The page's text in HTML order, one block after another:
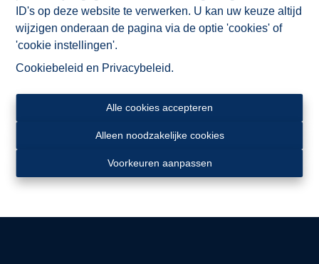
ID's op deze website te verwerken. U kan uw keuze altijd
wijzigen onderaan de pagina via de optie 'cookies' of
'cookie instellingen'.
Cookiebeleid en Privacybeleid.
Alle cookies accepteren
Alleen noodzakelijke cookies
Voorkeuren aanpassen